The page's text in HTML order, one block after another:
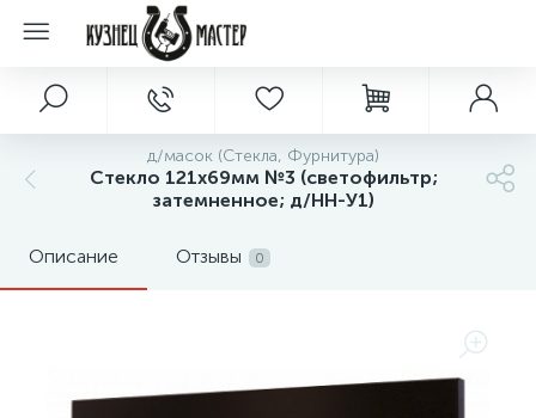
д/масок (Стекла, Фурнитура)
Стекло 121х69мм №3 (светофильтр;
затемненное; д/НН-У1)
Описание Отзывы 0